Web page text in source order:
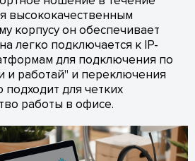
высококачественным
корпусу он обеспечивает
легко подключается к IP-
для подключения по
и работай" и переключения
подходит для четких
работы в офисе.